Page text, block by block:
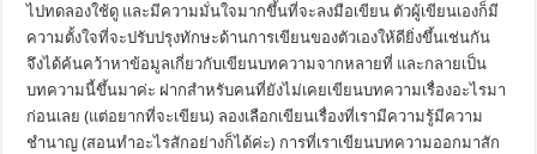
ไปทดลองใช้ดู และมีความมั่นใจมากขึ้นที่จะลงมือเขียน ตัวผู้เขียนเองก็มี
ความตั้งใจที่จะปรับปรุงทักษะด้านการเขียนของตัวเองให้ดียิ่งขึ้นเช่นกัน
จึงได้ค้นคว้าหาข้อมูลเกี่ยวกับเขียนบทความจากหลายที่ และกลายเป็น
บทความนี้ขึ้นมาค่ะ ฝากสำหรับคนที่ยังไม่เคยเขียนบทความเรื่องอะไรมา
ก่อนเลย (แต่อยากที่จะเขียน) ลองเลือกเขียนเรื่องที่เรามีความรู้มีความ
ชำนาญ (สอนทำอะไรสักอย่างก็ได้ค่ะ) การที่เราเขียนบทความออกมาสัก